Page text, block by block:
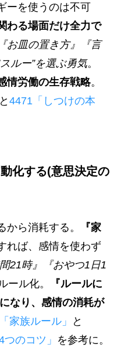
ーを使うのは不可
わる場面だけ全力で
お皿の置き方』『言
ルー”を選ぶ勇気。
情労働の生存戦略。
と 4471「しつけの本
化する(意思決定の
から消耗する。
『家
れば、感情を使わず
21時』『おやつ1日1
ール化。
『ルールに
なり、感情の消耗が
家族ルール」
と
のコツ」 を参考に。